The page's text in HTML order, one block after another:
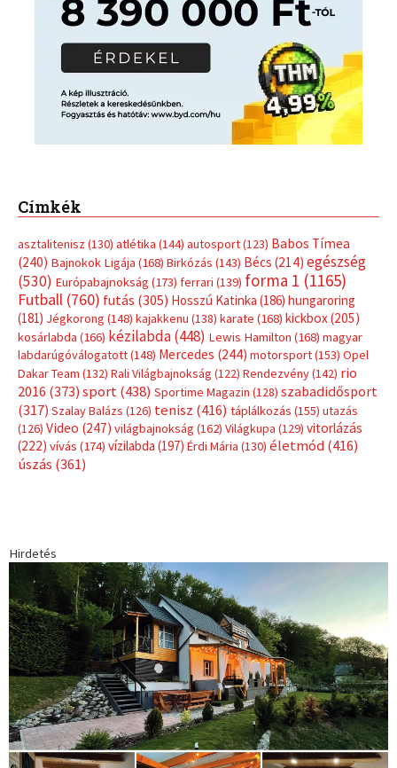
Címkék
asztalitenisz (130) atlétika (144) autosport(123) Babos Tímea
(240) Bajnokok Ligája (168) Birkózás (143) Bécs (214) egészség
(530) Európabajnokság (173) ferrari (139) forma 1 (1165)
Futball (760) futás (305) Hosszú Katinka (186) hungaroring
(181) Jégkorong (148) kajakkenu (138) karate (168) kickbox(205)
kosárlabda (166) kézilabda(448) Lewis Hamilton (168) magyar
labdarúgóválogatott(148) Mercedes (244) motorsport(153) Opel
Dakar Team (132) Rali Világbajnokság (122) Rendezvény(142) rio
2016 (373) sport(438) Sportime Magazin (128) szabadidősport
(317) Szalay Balázs (126) tenisz (416) táplálkozás (155) utazás
(126) Video (247) világbajnokság (162) Világkupa (129) vitorlázás
(222) vívás (174) vízilabda (197) Érdi Mária (130) életmód(416)
úszás (361)
Hirdetés